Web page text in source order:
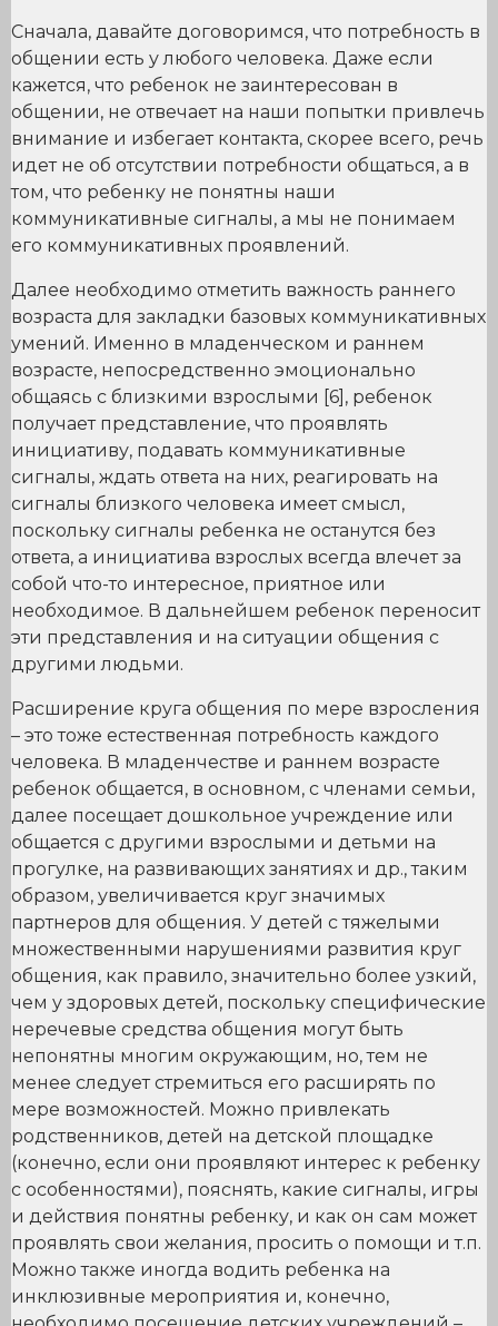
Сначала, давайте договоримся, что потребность в
общении есть у любого человека. Даже если
кажется, что ребенок не заинтересован в
общении, не отвечает на наши попытки привлечь
внимание и избегает контакта, скорее всего, речь
идет не об отсутствии потребности общаться, а в
том, что ребенку не понятны наши
коммуникативные сигналы, а мы не понимаем
его коммуникативных проявлений.
Далее необходимо отметить важность раннего
возраста для закладки базовых коммуникативных
умений. Именно в младенческом и раннем
возрасте, непосредственно эмоционально
общаясь с близкими взрослыми [6], ребенок
получает представление, что проявлять
инициативу, подавать коммуникативные
сигналы, ждать ответа на них, реагировать на
сигналы близкого человека имеет смысл,
поскольку сигналы ребенка не останутся без
ответа, а инициатива взрослых всегда влечет за
собой что-то интересное, приятное или
необходимое. В дальнейшем ребенок переносит
эти представления и на ситуации общения с
другими людьми.
Расширение круга общения по мере взросления
– это тоже естественная потребность каждого
человека. В младенчестве и раннем возрасте
ребенок общается, в основном, с членами семьи,
далее посещает дошкольное учреждение или
общается с другими взрослыми и детьми на
прогулке, на развивающих занятиях и др., таким
образом, увеличивается круг значимых
партнеров для общения. У детей с тяжелыми
множественными нарушениями развития круг
общения, как правило, значительно более узкий,
чем у здоровых детей, поскольку специфические
неречевые средства общения могут быть
непонятны многим окружающим, но, тем не
менее следует стремиться его расширять по
мере возможностей. Можно привлекать
родственников, детей на детской площадке
(конечно, если они проявляют интерес к ребенку
с особенностями), пояснять, какие сигналы, игры
и действия понятны ребенку, и как он сам может
проявлять свои желания, просить о помощи и т.п.
Можно также иногда водить ребенка на
инклюзивные мероприятия и, конечно,